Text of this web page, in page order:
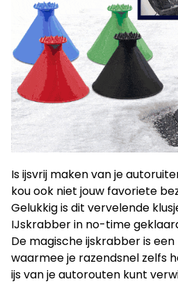
Is ijsvrij maken van je
kou ook niet jouw favoriete
Gelukkig is dit vervelende
IJskrabber in no-time
De magische ijskrabber is
waarmee je razendsnel zelfs
ijs van je autorouten kunt